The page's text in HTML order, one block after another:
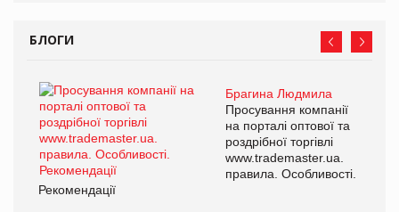
БЛОГИ
Брагина Людмила
Просування компанії
на порталі оптової та
роздрібної торгівлі
www.trademaster.ua.
правила. Особливості.
Рекомендації